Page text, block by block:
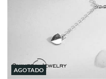
AGOTADO